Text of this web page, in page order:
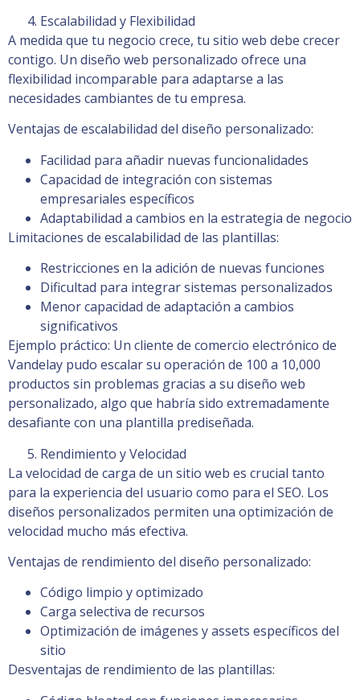
Escalabilidad y Flexibilidad
A medida que tu negocio crece, tu sitio web debe crecer
contigo. Un diseño web personalizado ofrece una
flexibilidad incomparable para adaptarse a las
necesidades cambiantes de tu empresa.
Ventajas de escalabilidad del diseño personalizado:
Facilidad para añadir nuevas funcionalidades
Capacidad de integración con sistemas
empresariales específicos
Adaptabilidad a cambios en la estrategia de negocio
Limitaciones de escalabilidad de las plantillas:
Restricciones en la adición de nuevas funciones
Dificultad para integrar sistemas personalizados
Menor capacidad de adaptación a cambios
significativos
Ejemplo práctico: Un cliente de comercio electrónico de
Vandelay pudo escalar su operación de 100 a 10,000
productos sin problemas gracias a su diseño web
personalizado, algo que habría sido extremadamente
desafiante con una plantilla prediseñada.
Rendimiento y Velocidad
La velocidad de carga de un sitio web es crucial tanto
para la experiencia del usuario como para el SEO. Los
diseños personalizados permiten una optimización de
velocidad mucho más efectiva.
Ventajas de rendimiento del diseño personalizado:
Código limpio y optimizado
Carga selectiva de recursos
Optimización de imágenes y assets específicos del
sitio
Desventajas de rendimiento de las plantillas: